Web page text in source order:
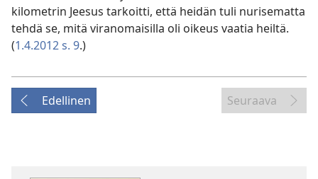
kilometrin Jeesus tarkoitti, että heidän tuli nurisematta
tehdä se, mitä viranomaisilla oli oikeus vaatia heiltä.
(1.4.2012 s. 9.)
Edellinen Seuraava